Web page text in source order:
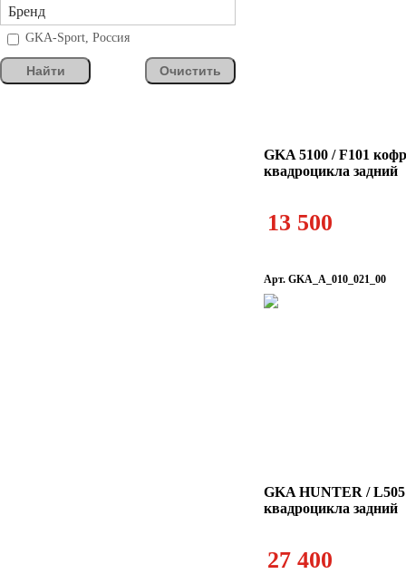
Бренд
GKA-Sport, Россия
Найти Очистить
GKA 5100 / F101
квадроцикла задний
13 500
Арт. GKA_A_010_021_00
GKA HUNTER /
квадроцикла задний
27 400